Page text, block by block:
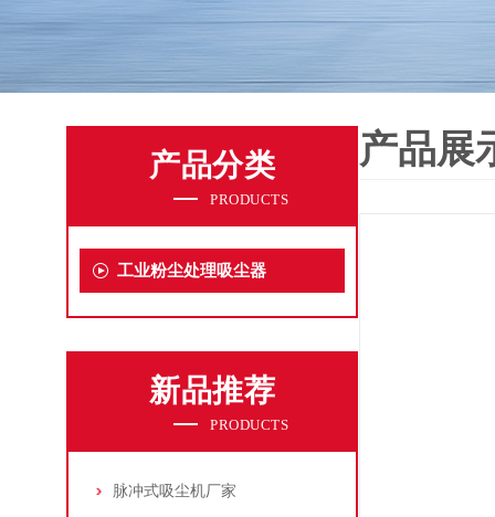
产品分类
PRODUCTS
工业粉尘处理吸尘器
新品推荐
PRODUCTS
脉冲式吸尘机厂家
产品展